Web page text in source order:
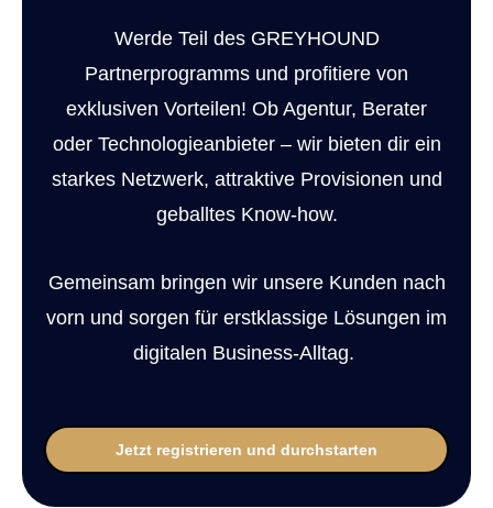
E‑Rechnungspflicht 2025
GREYHOUND macht E-Rechnungen einfach,
automatisiert, rechtssicher.
Dein Eigenbetrieb, überwacht durch uns
Casestudies
Termine und Events
Newsletter
Support & Service
Videochannel
Downloads
Lizenzinformationen
Status
Werde Teil des GREYHOUND
Partnerprogramms und profitiere von
exklusiven Vorteilen! Ob Agentur, Berater
oder Technologieanbieter – wir bieten dir ein
starkes Netzwerk, attraktive Provisionen und
geballtes Know-how.
Gemeinsam bringen wir unsere Kunden nach
vorn und sorgen für erstklassige Lösungen im
digitalen Business-Alltag.
Jetzt registrieren und durchstarten